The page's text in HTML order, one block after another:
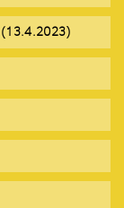
(13.4.2023)